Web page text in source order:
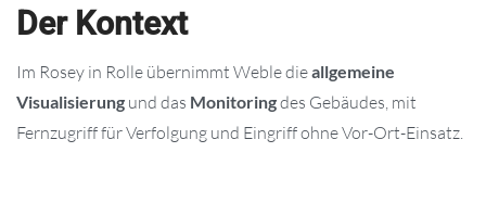
Der Kontext
Im Rosey in Rolle übernimmt Weble dieallgemeine
Visualisierung und das Monitoringdes Gebäudes, mit
Fernzugriff für Verfolgung und Eingriff ohne Vor-Ort-Einsatz.